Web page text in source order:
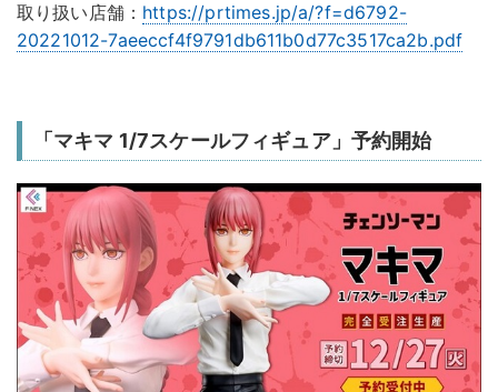
取り扱い店舗： https://prtimes.jp/a/?f=d6792-
20221012-7aeeccf4f9791db611b0d77c3517ca2b.pdf
「マキマ 1/7スケールフィギュア」予約開始